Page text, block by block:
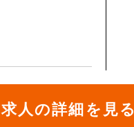
求人の詳細を見る